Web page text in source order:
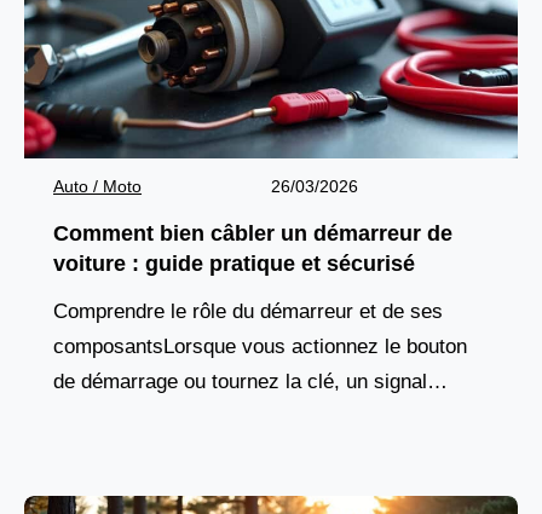
Auto / Moto 26/03/2026
Comment bien câbler un démarreur de
voiture : guide pratique et sécurisé
Comprendre le rôle du démarreur et de ses
composantsLorsque vous actionnez le bouton
de démarrage ou tournez la clé, un signal